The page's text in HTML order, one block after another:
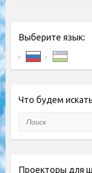
Выберите язык:
Что будем
Поиск
Проекторы для